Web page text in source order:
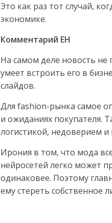
Это как раз тот случай,
экономике.
Комментарий EH
На самом деле новость
умеет встроить его в
слайдов.
Для fashion-рынка самое
и ожиданиях покупателя.
логистикой, недоверием
Ирония в том, что мода
нейросетей легко может
одинаковее. Поэтому
ему стереть собственное